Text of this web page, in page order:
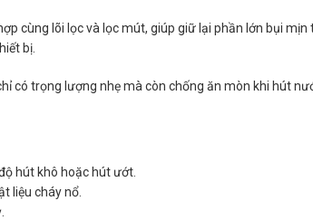
cùng lõi lọc và lọc mút, giúp giữ lại phần lớn bụi
bị.
có trọng lượng nhẹ mà còn chống ăn mòn khi hút
hút khô hoặc hút ướt.
liệu cháy nổ.